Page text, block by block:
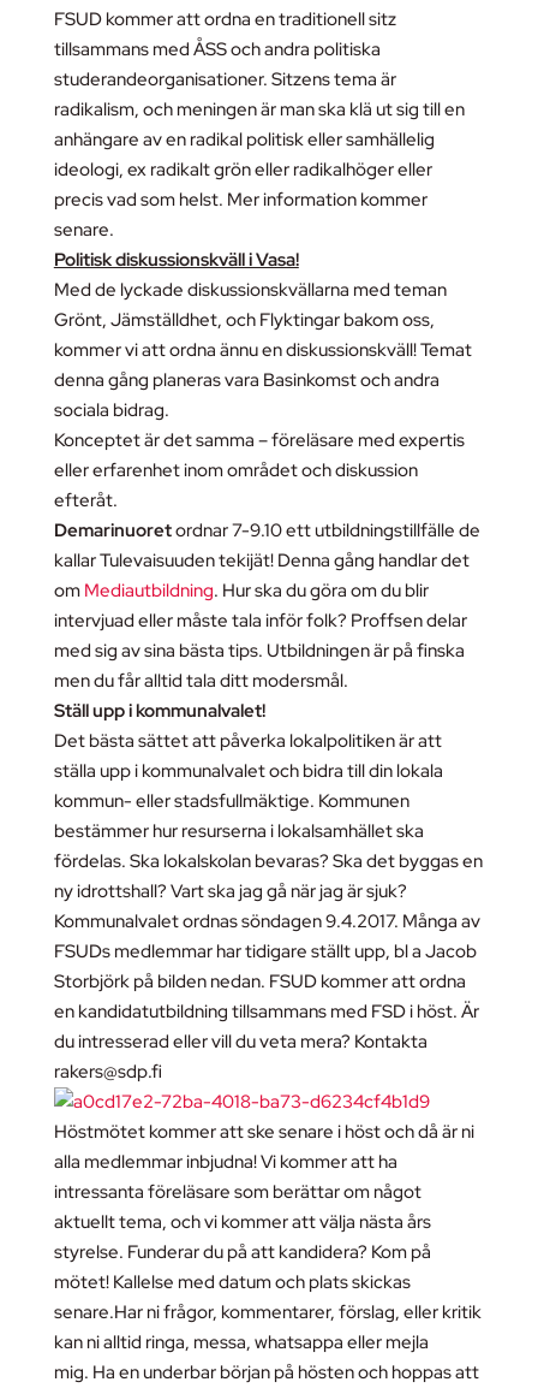
FSUD kommer att ordna en traditionell sitz
tillsammans med ÅSS och andra politiska
studerandeorganisationer. Sitzens tema är
radikalism, och meningen är man ska klä ut sig till en
anhängare av en radikal politisk eller samhällelig
ideologi, ex radikalt grön eller radikalhöger eller
precis vad som helst. Mer information kommer
senare.
Politisk diskussionskväll i Vasa!
Med de lyckade diskussionskvällarna med teman
Grönt, Jämställdhet, och Flyktingar bakom oss,
kommer vi att ordna ännu en diskussionskväll! Temat
denna gång planeras vara Basinkomst och andra
sociala bidrag.
Konceptet är det samma – föreläsare med expertis
eller erfarenhet inom området och diskussion
efteråt.
Demarinuoretordnar 7-9.10 ett utbildningstillfälle de
kallar Tulevaisuuden tekijät! Denna gång handlar det
om Mediautbildning. Hur ska du göra om du blir
intervjuad eller måste tala inför folk? Proffsen delar
med sig av sina bästa tips. Utbildningen är på finska
men du får alltid tala ditt modersmål.
Ställ upp i kommunalvalet!
Det bästa sättet att påverka lokalpolitiken är att
ställa upp i kommunalvalet och bidra till din lokala
kommun- eller stadsfullmäktige. Kommunen
bestämmer hur resurserna i lokalsamhället ska
fördelas. Ska lokalskolan bevaras? Ska det byggas en
ny idrottshall? Vart ska jag gå när jag är sjuk?
Kommunalvalet ordnas söndagen 9.4.2017. Många av
FSUDs medlemmar har tidigare ställt upp, bl a Jacob
Storbjörk på bilden nedan. FSUD kommer att ordna
en kandidatutbildning tillsammans med FSD i höst. Är
du intresserad eller vill du veta mera? Kontakta
rakers@sdp.fi
Höstmötet kommer att ske senare i höst och då är ni
alla medlemmar inbjudna! Vi kommer att ha
intressanta föreläsare som berättar om något
aktuellt tema, och vi kommer att välja nästa års
styrelse. Funderar du på att kandidera? Kom på
mötet! Kallelse med datum och plats skickas
senare.Har ni frågor, kommentarer, förslag, eller kritik
kan ni alltid ringa, messa, whatsappa eller mejla
mig. Ha en underbar början på hösten och hoppas att